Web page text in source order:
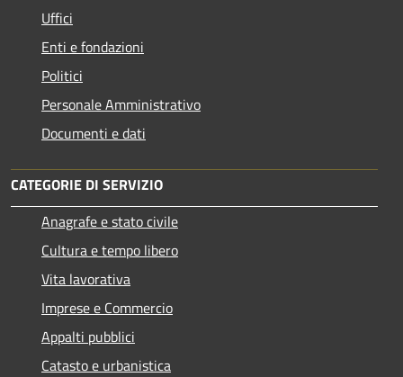
Uffici
Enti e fondazioni
Politici
Personale Amministrativo
Documenti e dati
CATEGORIE DI SERVIZIO
Anagrafe e stato civile
Cultura e tempo libero
Vita lavorativa
Imprese e Commercio
Appalti pubblici
Catasto e urbanistica